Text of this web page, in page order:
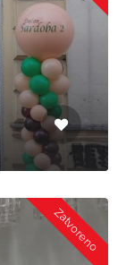
Zatvoreno